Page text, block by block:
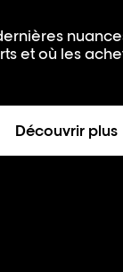
et où les
Découvrir plus